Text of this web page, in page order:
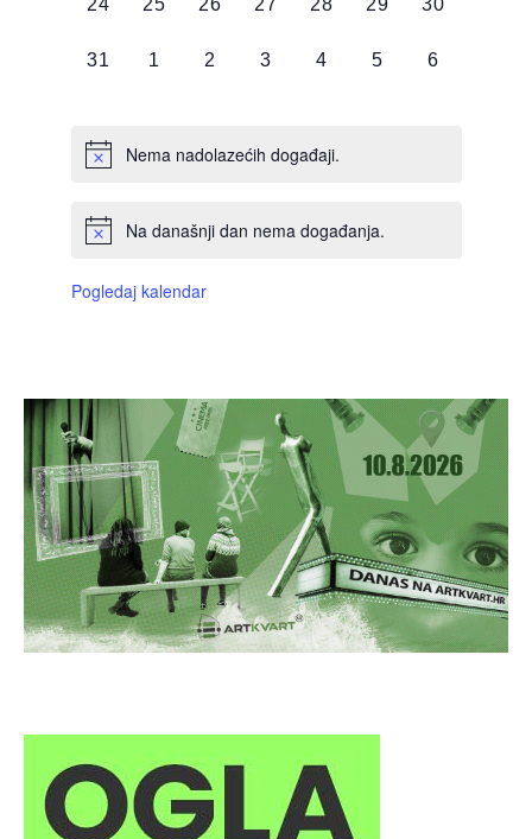
0
31
0
1
0
2
0
3
0
4
0
5
0
6
Nema nadolazećih događaji.
Na današnji dan nema događanja.
Pogledaj kalendar